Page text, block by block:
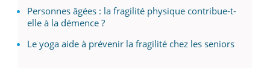
Personnes âgées : la fragilité physique contribue-t-
elle à la démence ?
Le yoga aide à prévenir la fragilité chez les seniors